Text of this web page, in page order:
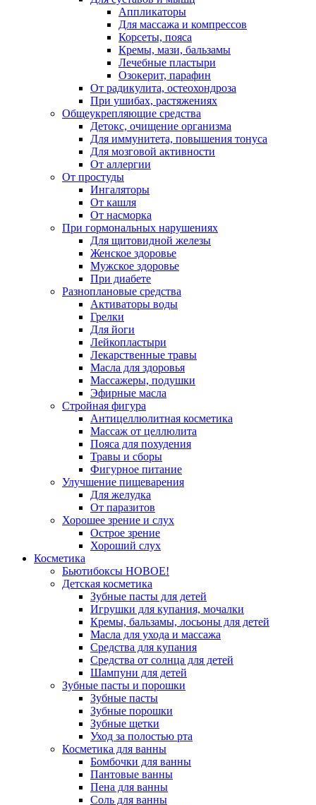
Аппликаторы
Для массажа и компрессов
Корсеты, пояса
Кремы, мази, бальзамы
Лечебные пластыри
Озокерит, парафин
От радикулита, остеохондроза
При ушибах, растяжениях
Общеукрепляющие средства
Детокс, очищение организма
Для иммунитета, повышения тонуса
Для мозговой активности
От аллергии
От простуды
Ингаляторы
От кашля
От насморка
При гормональных нарушениях
Для щитовидной железы
Женское здоровье
Мужское здоровье
При диабете
Разноплановые средства
Активаторы воды
Грелки
Для йоги
Лейкопластыри
Лекарственные травы
Масла для здоровья
Массажеры, подушки
Эфирные масла
Стройная фигура
Антицеллюлитная косметика
Массаж от целлюлита
Пояса для похудения
Травы и сборы
Фигурное питание
Улучшение пищеварения
Для желудка
От паразитов
Хорошее зрение и слух
Острое зрение
Хороший слух
Косметика
Бьютибоксы НОВОЕ!
Детская косметика
Зубные пасты для детей
Игрушки для купания, мочалки
Кремы, бальзамы, лосьоны для детей
Масла для ухода и массажа
Средства для купания
Средства от солнца для детей
Шампуни для детей
Зубные пасты и порошки
Зубные пасты
Зубные порошки
Зубные щетки
Уход за полостью рта
Косметика для ванны
Бомбочки для ванны
Пантовые ванны
Пена для ванны
Соль для ванны